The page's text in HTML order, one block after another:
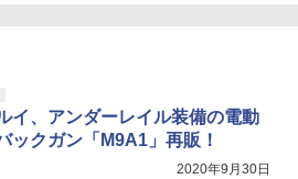
イ、アンダーレイル装備の電動
ックガン「M9A1」再販！
2020年9月30日